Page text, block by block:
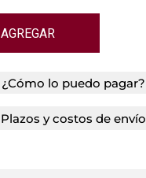
AGREGAR
¿Cómo lo puedo pagar?
Plazos y costos de envío